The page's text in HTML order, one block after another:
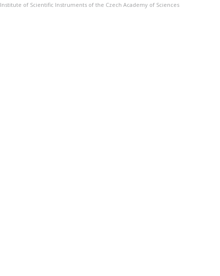
Institute of Scientific Instruments of the Czech Academy of Sciences